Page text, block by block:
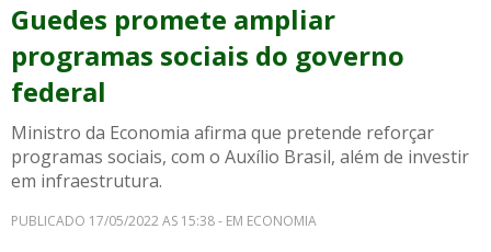
Guedes promete ampliar
programas sociais do governo
federal
Ministro da Economia afirma que pretende reforçar
programas sociais, com o Auxílio Brasil, além de investir
em infraestrutura.
PUBLICADO 17/05/2022 AS 15:38 - EM ECONOMIA